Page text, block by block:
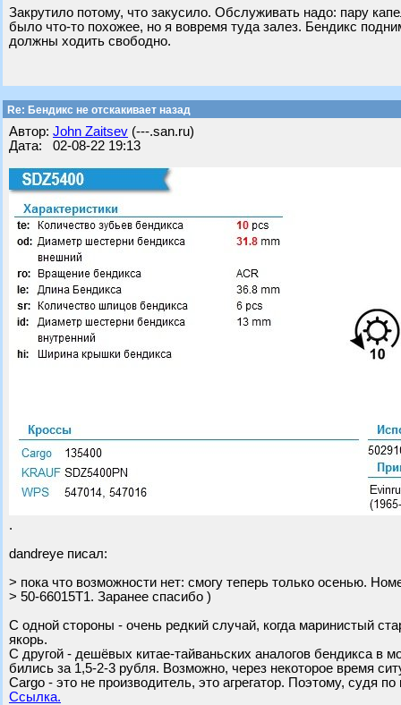
Закрутило потому, что закусило. Обслуживать надо: пару
было что-то похожее, но я вовремя туда залез. Бендикс
должны ходить свободно.
Re: Бендикс не отскакивает назад
Автор: John Zaitsev (---.san.ru)
Дата: 02-08-22 19:13
.
dandreye писал:
> пока что возможности нет: смогу теперь только осенью.
> 50-66015T1. Заранее спасибо )
С одной стороны - очень редкий случай, когда маринистый
якорь.
С другой - дешёвых китае-тайваньских аналогов бендикса
бились за 1,5-2-3 рубля. Возможно, через некоторое время
Cargo - это не производитель, это агрегатор. Поэтому, судя
Ссылка.